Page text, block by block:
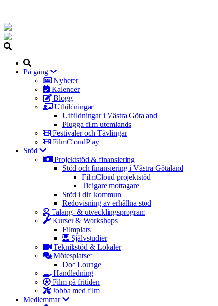
huvudinnehåll
Huvudmeny
På gång
Nyheter
Kalender
Blogg
Utbildningar
Utbildningar i Västra Götaland
Plugga film utomlands
Festivaler och Tävlingar
FilmCloudPlay
Stöd
Projektstöd & finansiering
Stöd och finansiering i Västra Götaland
FilmCloud projektstöd
Tidigare mottagare
Stöd i din kommun
Redovisning av erhållna stöd
Talang- & utvecklingsprogram
Kurser & Workshops
Filmplats
Självstudier
Teknikstöd & Lokaler
Mötesplatser
Doc Lounge
Handledning
Film på fritiden
Jobba med film
Medlemmar